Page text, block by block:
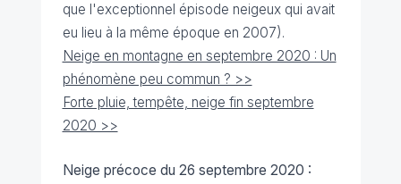
que l'exceptionnel épisode neigeux qui avait
eu lieu à la même époque en 2007).
Neige en montagne en septembre 2020 : Un
phénomène peu commun ? >>
Forte pluie, tempête, neige fin septembre
2020 >>
Neige précoce du 26 septembre 2020 :